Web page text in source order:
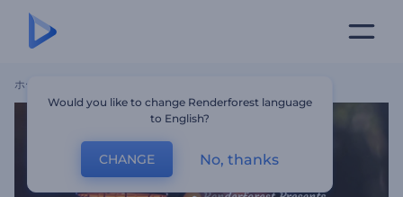
ホーム
Would you like to change Renderforest language
to English?
CHANGE No, thanks